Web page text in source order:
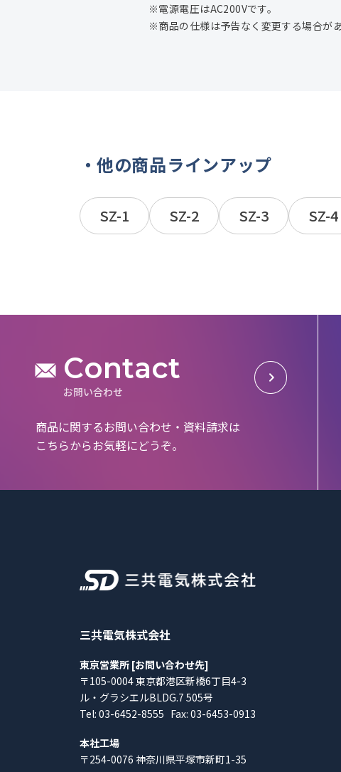
※電源電圧はAC200Vです。
※商品の仕様は予告なく変更する場合があ
他の商品ラインアップ
SZ-1 SZ-2 SZ-3 SZ-4
Contact
お問い合わせ
商品に関するお問い合わせ・資料請求は
こちらからお気軽にどうぞ。
三共電気株式会社
東京営業所 [お問い合わせ先]
〒105-0004 東京都港区新橋6丁目4-3
ル・グラシエルBLDG.7 505号
Tel: 03-6452-8555 Fax: 03-6453-0913
本社工場
〒254-0076 神奈川県平塚市新町1-35